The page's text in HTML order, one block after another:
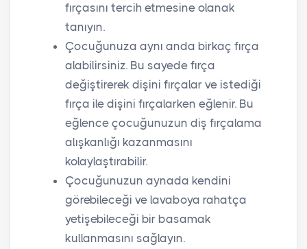
fırçasını tercih etmesine olanak
tanıyın.
Çocuğunuza aynı anda birkaç fırça
alabilirsiniz. Bu sayede fırça
değiştirerek dişini fırçalar ve istediği
fırça ile dişini fırçalarken eğlenir. Bu
eğlence çocuğunuzun diş fırçalama
alışkanlığı kazanmasını
kolaylaştırabilir.
Çocuğunuzun aynada kendini
görebileceği ve lavaboya rahatça
yetişebileceği bir basamak
kullanmasını sağlayın.